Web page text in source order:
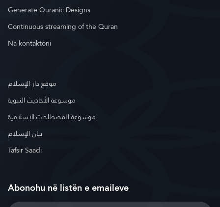
Generate Quranic Designs
Continuous streaming of the Quran
Na kontaktoni
موقع دار الإسلام
موسوعة الأحاديث النبوية
موسوعة المصطلحات الإسلامية
بيان الإسلام
Tafsir Saadi
Abonohu në listën e emaileve